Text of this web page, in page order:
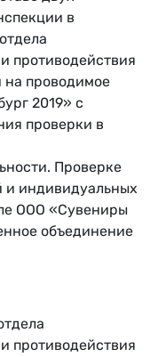
в
противодействия
проводимое
2019» с
проверки в
Проверке
и индивидуальных
ООО «Сувениры
объединение
противодействия